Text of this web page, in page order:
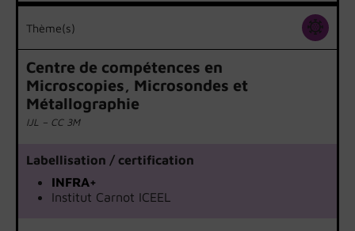
Thème(s)
Centre de compétences en
Microscopies, Microsondes et
Métallographie
IJL – CC 3M
Labellisation / certification
INFRA+
Institut Carnot ICEEL